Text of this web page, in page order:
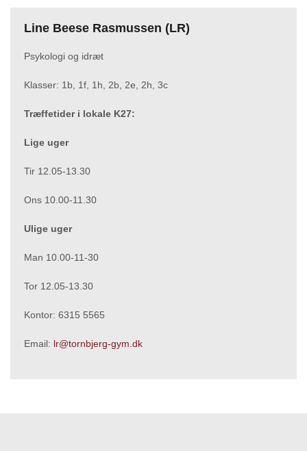
Line Beese Rasmussen (LR)
Psykologi og idræt
Klasser: 1b, 1f, 1h, 2b, 2e, 2h, 3c
Træffetider i lokale K27:
Lige uger
Tir 12.05-13.30
Ons 10.00-11.30
Ulige uger
Man 10.00-11-30
Tor 12.05-13.30
Kontor: 6315 5565
Email: lr@tornbjerg-gym.dk